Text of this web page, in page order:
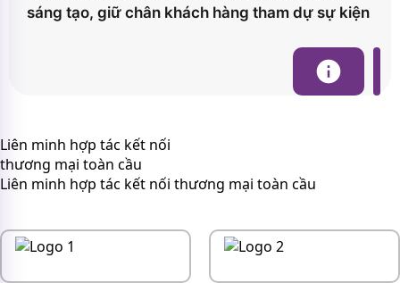
sáng tạo, giữ chân khách hàng tham dự sự kiện
Liên minh hợp tác kết nối
thương mại toàn cầu
Liên minh hợp tác kết nối thương mại toàn cầu